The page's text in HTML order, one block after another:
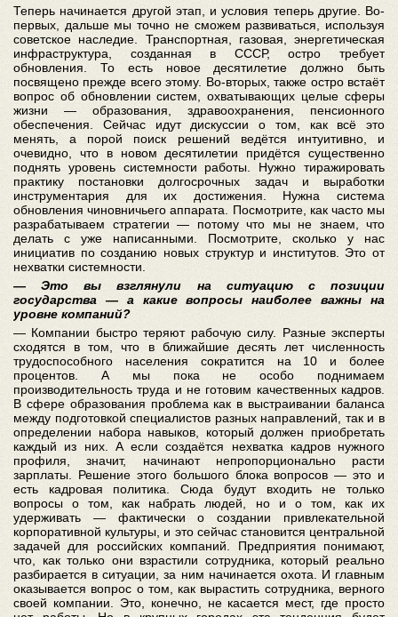
Теперь начинается другой этап, и условия теперь другие. Во-
первых, дальше мы точно не сможем развиваться, используя
советское наследие. Транспортная, газовая, энергетическая
инфраструктура, созданная в СССР, остро требует
обновления. То есть новое десятилетие должно быть
посвящено прежде всего этому. Во-вторых, также остро встаёт
вопрос об обновлении систем, охватывающих целые сферы
жизни — образования, здравоохранения, пенсионного
обеспечения. Сейчас идут дискуссии о том, как всё это
менять, а порой поиск решений ведётся интуитивно, и
очевидно, что в новом десятилетии придётся существенно
поднять уровень системности работы. Нужно тиражировать
практику постановки долгосрочных задач и выработки
инструментария для их достижения. Нужна система
обновления чиновничьего аппарата. Посмотрите, как часто мы
разрабатываем стратегии — потому что мы не знаем, что
делать с уже написанными. Посмотрите, сколько у нас
инициатив по созданию новых структур и институтов. Это от
нехватки системности.
— Это вы взглянули на ситуацию с позиции
государства — а какие вопросы наиболее важны на
уровне компаний?
— Компании быстро теряют рабочую силу. Разные эксперты
сходятся в том, что в ближайшие десять лет численность
трудоспособного населения сократится на 10 и более
процентов. А мы пока не особо поднимаем
производительность труда и не готовим качественных кадров.
В сфере образования проблема как в выстраивании баланса
между подготовкой специалистов разных направлений, так и в
определении набора навыков, который должен приобретать
каждый из них. А если создаётся нехватка кадров нужного
профиля, значит, начинают непропорционально расти
зарплаты. Решение этого большого блока вопросов — это и
есть кадровая политика. Сюда будут входить не только
вопросы о том, как набрать людей, но и о том, как их
удерживать — фактически о создании привлекательной
корпоративной культуры, и это сейчас становится центральной
задачей для российских компаний. Предприятия понимают,
что, как только они взрастили сотрудника, который реально
разбирается в ситуации, за ним начинается охота. И главным
оказывается вопрос о том, как вырастить сотрудника, верного
своей компании. Это, конечно, не касается мест, где просто